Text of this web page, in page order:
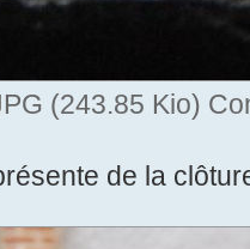
(243.85 Kio)
de la